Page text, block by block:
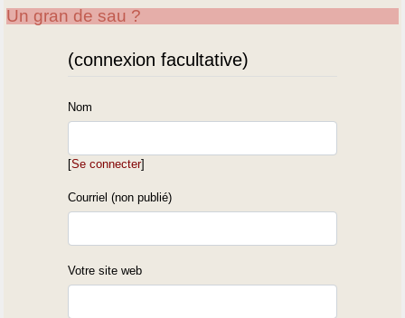
Un gran de sau ?
(connexion facultative)
Nom
[Se connecter]
Courriel (non publié)
Votre site web